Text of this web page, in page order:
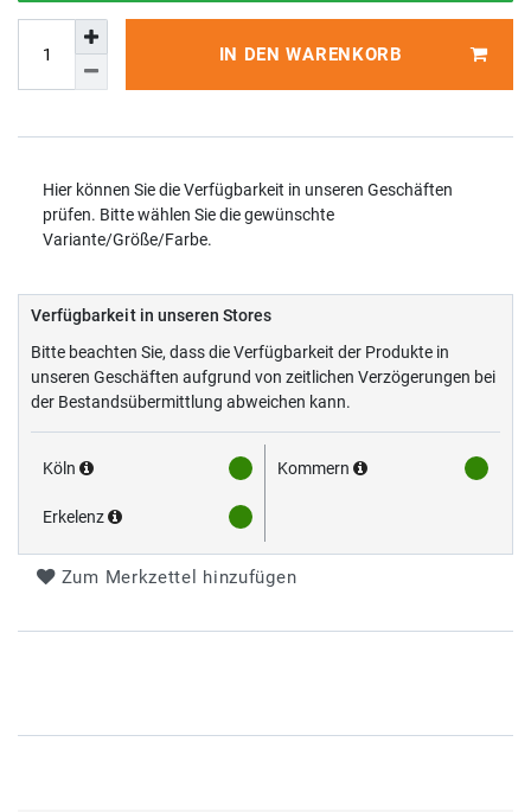
IN DEN WARENKORB
Hier können Sie die Verfügbarkeit in unseren Geschäften
prüfen. Bitte wählen Sie die gewünschte
Variante/Größe/Farbe.
Verfügbarkeit in unseren Stores
Bitte beachten Sie, dass die Verfügbarkeit der Produkte in
unseren Geschäften aufgrund von zeitlichen Verzögerungen bei
der Bestandsübermittlung abweichen kann.
Köln Kommern
Erkelenz
Zum Merkzettel hinzufügen